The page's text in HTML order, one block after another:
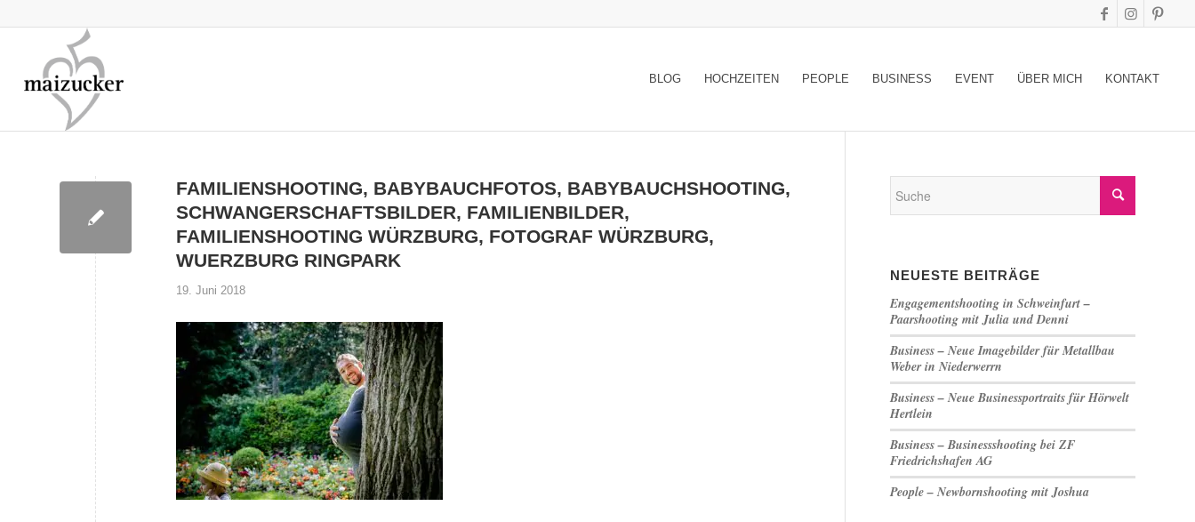
BLOG HOCHZEITEN PEOPLE BUSINESS EVENT ÜBER MICH KONTAKT
FAMILIENSHOOTING, BABYBAUCHFOTOS, BABYBAUCHSHOOTING,
SCHWANGERSCHAFTSBILDER, FAMILIENBILDER,
FAMILIENSHOOTING WÜRZBURG, FOTOGRAF WÜRZBURG,
WUERZBURG RINGPARK
19. Juni 2018
NEUESTE BEITRÄGE
Engagementshooting in Schweinfurt –
Paarshooting mit Julia und Denni
Business – Neue Imagebilder für Metallbau
Weber in Niederwerrn
Business – Neue Businessportraits für Hörwelt
Hertlein
Business – Businessshooting bei ZF
Friedrichshafen AG
People – Newbornshooting mit Joshua